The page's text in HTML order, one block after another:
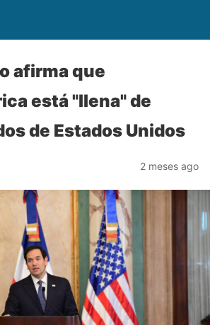
afirma que
está "llena" de
de Estados Unidos
2 meses ago